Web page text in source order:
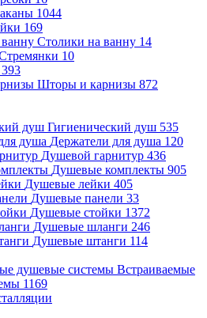
1044
169
Столики на ванну 14
10
393
Шторы и карнизы 872
Гигиенический душ 535
Держатели для душа 120
Душевой гарнитур 436
Душевые комплекты 905
Душевые лейки 405
Душевые панели 33
Душевые стойки 1372
Душевые шланги 246
Душевые штанги 114
Встраиваемые
1169